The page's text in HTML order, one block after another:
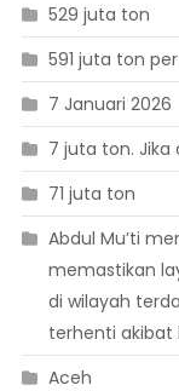
529 juta ton
591 juta ton
7 Januari 2026
7 juta ton. Jika
71 juta ton
Abdul Mu’ti
memastikan
di wilayah
terhenti akibat
Aceh